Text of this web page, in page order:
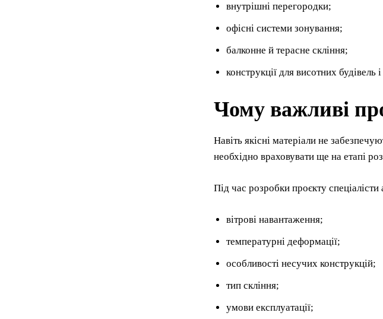
внутрішні перегородки;
офісні системи зонування;
балконне й терасне скління;
конструкції для висотних будівель
Чому важливі
Навіть якісні матеріали не
необхідно враховувати ще на етапі
Під час розробки проєкту спеціалісти
вітрові навантаження;
температурні деформації;
особливості несучих конструкцій;
тип скління;
умови експлуатації;